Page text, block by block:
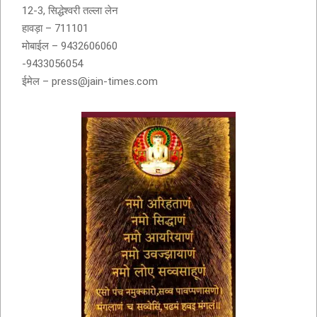
नवकार मंत्र में णमो अरिहंताणं
12-3, सिद्धेश्वरी तल्ला लेन
हावड़ा – 711101
मोबाईल – 9432606060
-9433056054
ईमेल – press@jain-times.com